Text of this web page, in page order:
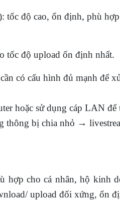
độ cao, ổn định, phù
tốc độ upload ổn định nhất.
có cấu hình đủ mạnh
hoặc sử dụng cáp LAN
bị chia nhỏ →
hợp cho cá nhân, hộ kinh
upload đối xứng, ổn